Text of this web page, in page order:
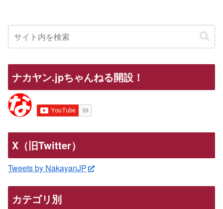
ナカヤン.jpちゃんねる開設！
X（旧Twitter）
Tweets by NakayanJP
カテゴリ別